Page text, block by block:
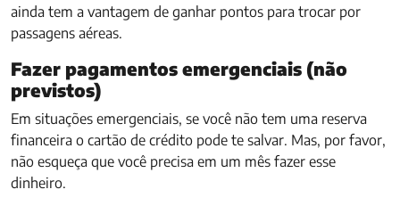
ainda tem a vantagem de ganhar pontos para trocar por
passagens aéreas.
Fazer pagamentos emergenciais (não
previstos)
Em situações emergenciais, se você não tem uma reserva
financeira o cartão de crédito pode te salvar. Mas, por favor,
não esqueça que você precisa em um mês fazer esse
dinheiro.